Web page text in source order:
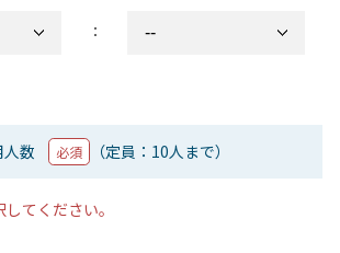
：
人数 必須 （定員：10人まで）
てください。